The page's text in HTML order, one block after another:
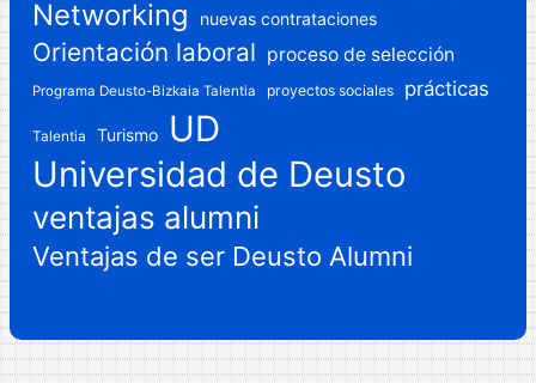
Networking nuevas contrataciones
Orientación laboral proceso de selección
Programa Deusto-Bizkaia Talentia proyectos sociales prácticas
Talentia Turismo
UD
Universidad de Deusto
ventajas alumni
Ventajas de ser Deusto Alumni